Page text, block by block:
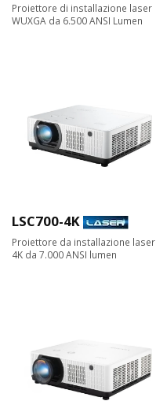
Proiettore di installazione laser
WUXGA da 6.500 ANSI Lumen
LSC700-4K
Proiettore da installazione laser
4K da 7.000 ANSI lumen